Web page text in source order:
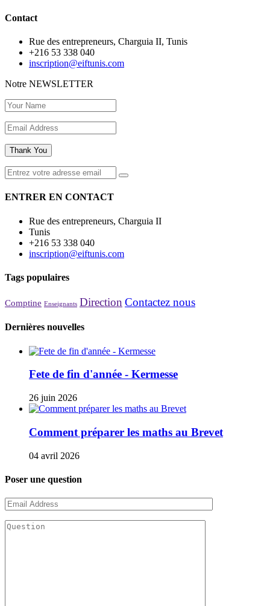
Contact
Rue des entrepreneurs, Charguia II, Tunis
+216 53 338 040
inscription@eiftunis.com
Notre NEWSLETTER
Thank You
ENTRER EN CONTACT
Rue des entrepreneurs, Charguia II
Tunis
+216 53 338 040
inscription@eiftunis.com
Tags populaires
Comptine Enseignants Direction Contactez nous
Dernières nouvelles
Fete de fin d'année - Kermesse
26 juin 2026
Comment préparer les maths au Brevet
04 avril 2026
Poser une question